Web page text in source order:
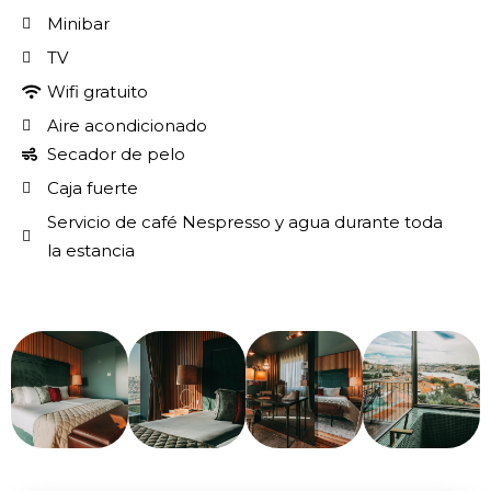
Minibar
TV
Wifi gratuito
Aire acondicionado
Secador de pelo
Caja fuerte
Servicio de café Nespresso y agua durante toda
la estancia